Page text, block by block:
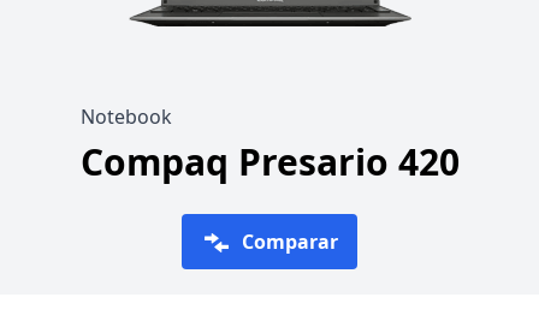
Notebook
Compaq Presario 420
Comparar